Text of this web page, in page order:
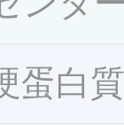
蛋白